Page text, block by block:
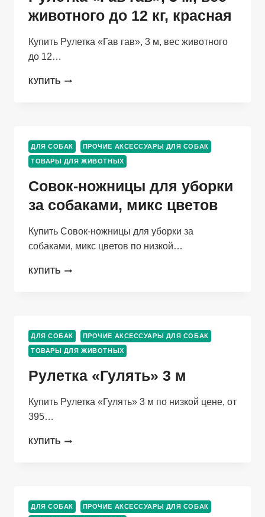
СТРОПА
СМ,
животного до 12 кг, красная
Купить Рулетка «Гав гав», 3 м, вес животного
до 12…
КУПИТЬ РУЛЕТКА
ЖИВОТНОГО
ДО
КГ,
ДЛЯ СОБАК ПРОЧИЕ АКСЕССУАРЫ ДЛЯ СОБАК
ТОВАРЫ ДЛЯ ЖИВОТНЫХ
Совок-ножницы для уборки
за собаками, микс цветов
Купить Совок-ножницы для уборки за
собаками, микс цветов по низкой…
КУПИТЬ СОВОК-
МИКС
ЦВЕТОВ
ДЛЯ СОБАК ПРОЧИЕ АКСЕССУАРЫ ДЛЯ СОБАК
ТОВАРЫ ДЛЯ ЖИВОТНЫХ
Рулетка «Гулять» 3 м
Купить Рулетка «Гулять» 3 м по низкой цене, от
395…
КУПИТЬ РУЛЕТКА
ДЛЯ СОБАК ПРОЧИЕ АКСЕССУАРЫ ДЛЯ СОБАК